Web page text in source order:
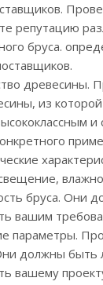
репутацию
бруса.
древесины.
из
и
бруса. Они
вашим
параметры.
должны быть
вашему